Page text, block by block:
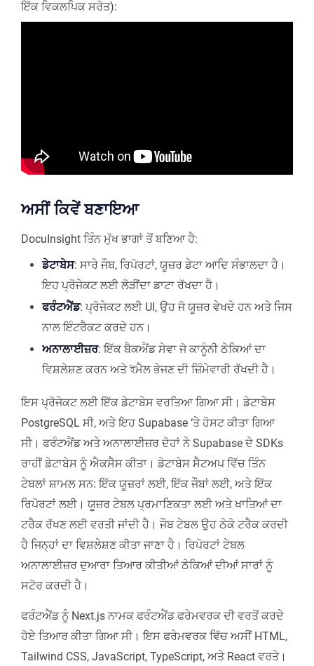
ਇੱਕ ਵਿਕਲਪਿਕ ਸਰੋਤ):
ਅਸੀਂ ਕਿਵੇਂ ਬਣਾਇਆ
DocuInsight ਤਿੰਨ ਮੁੱਖ ਭਾਗਾਂ ਤੋਂ ਬਣਿਆ ਹੈ:
ਡੇਟਾਬੇਸ: ਸਾਰੇ ਜੌਬ, ਰਿਪੋਰਟਾਂ, ਯੂਜ਼ਰ ਡੇਟਾ ਆਦਿ ਸੰਭਾਲਦਾ ਹੈ।
ਇਹ ਪ੍ਰੋਜੇਕਟ ਲਈ ਲੋੜੀਂਦਾ ਡਾਟਾ ਰੱਖਦਾ ਹੈ।
ਫਰੰਟਐਂਡ: ਪ੍ਰੋਜੇਕਟ ਲਈ UI, ਉਹ ਜੋ ਯੂਜ਼ਰ ਵੇਖਦੇ ਹਨ ਅਤੇ ਜਿਸ
ਨਾਲ ਇੰਟਰੈਕਟ ਕਰਦੇ ਹਨ।
ਅਨਾਲਾਈਜ਼ਰ: ਇੱਕ ਬੈਕਐਂਡ ਸੇਵਾ ਜੋ ਕਾਨੂੰਨੀ ਠੇਕਿਆਂ ਦਾ
ਵਿਸ਼ਲੇਸ਼ਣ ਕਰਨ ਅਤੇ ইਮੈਲ ਭੇਜਣ ਦੀ ਜ਼ਿੰਮੇਵਾਰੀ ਰੱਖਦੀ ਹੈ।
ਇਸ ਪ੍ਰੋਜੇਕਟ ਲਈ ਇੱਕ ਡੇਟਾਬੇਸ ਵਰਤਿਆ ਗਿਆ ਸੀ। ਡੇਟਾਬੇਸ
PostgreSQL ਸੀ, ਅਤੇ ਇਹ Supabase ‘ਤੇ ਹੋਸਟ ਕੀਤਾ ਗਿਆ
ਸੀ। ਫਰੰਟਐਂਡ ਅਤੇ ਅਨਾਲਾਈਜ਼ਰ ਦੋਹਾਂ ਨੇ Supabase ਦੇ SDKs
ਰਾਹੀਂ ਡੇਟਾਬੇਸ ਨੂੰ ਐਕਸੈਸ ਕੀਤਾ। ਡੇਟਾਬੇਸ ਸੈਟਅਪ ਵਿੱਚ ਤਿੰਨ
ਟੇਬਲਾਂ ਸ਼ਾਮਲ ਸਨ: ਇੱਕ ਯੂਜ਼ਰਾਂ ਲਈ, ਇੱਕ ਜੌਬਾਂ ਲਈ, ਅਤੇ ਇੱਕ
ਰਿਪੋਰਟਾਂ ਲਈ। ਯੂਜ਼ਰ ਟੇਬਲ ਪ੍ਰਮਾਣਿਕਤਾ ਲਈ ਅਤੇ ਖਾਤਿਆਂ ਦਾ
ਟਰੈਕ ਰੱਖਣ ਲਈ ਵਰਤੀ ਜਾਂਦੀ ਹੈ। ਜੌਬ ਟੇਬਲ ਉਹ ਠੇਕੇ ਟਰੈਕ ਕਰਦੀ
ਹੈ ਜਿਨ੍ਹਾਂ ਦਾ ਵਿਸ਼ਲੇਸ਼ਣ ਕੀਤਾ ਜਾਣਾ ਹੈ। ਰਿਪੋਰਟਾਂ ਟੇਬਲ
ਅਨਾਲਾਈਜ਼ਰ ਦੁਆਰਾ ਤਿਆਰ ਕੀਤੀਆਂ ਠੇਕਿਆਂ ਦੀਆਂ ਸਾਰਾਂ ਨੂੰ
ਸਟੋਰ ਕਰਦੀ ਹੈ।
ਫਰੰਟਐਂਡ ਨੂੰ Next.js ਨਾਮਕ ਫਰੰਟਐਂਡ ਫਰੇਮਵਰਕ ਦੀ ਵਰਤੋਂ ਕਰਦੇ
ਹੋਏ ਤਿਆਰ ਕੀਤਾ ਗਿਆ ਸੀ। ਇਸ ਫਰੇਮਵਰਕ ਵਿੱਚ ਅਸੀਂ HTML,
Tailwind CSS, JavaScript, TypeScript, ਅਤੇ React ਵਰਤੇ।